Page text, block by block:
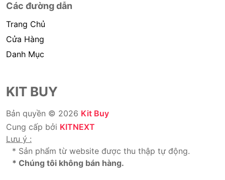
Các đường dẫn
Trang Chủ
Cửa Hàng
Danh Mục
KIT BUY
Bản quyền © 2026 Kit Buy
Cung cấp bởi KITNEXT
Lưu ý :
* Sản phẩm từ website được thu thập tự động.
* Chúng tôi không bán hàng.